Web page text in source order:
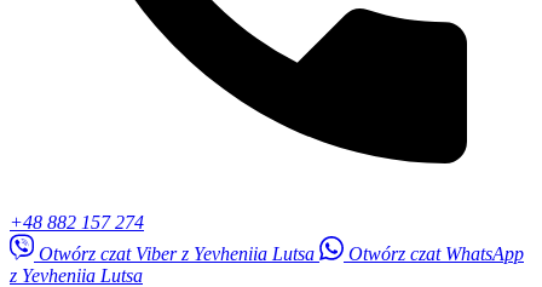
+48 882 157 274
Otwórz czat Viber z Yevheniia Lutsa
Otwórz czat WhatsApp
z Yevheniia Lutsa